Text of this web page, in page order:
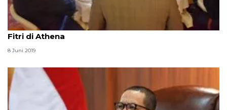
Dubes ASEAN di Yunani memeriahkan Hari Raya Idul
Fitri di Athena
8 Juni 2019